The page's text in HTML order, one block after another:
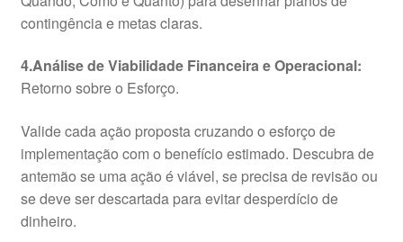
contingência e metas claras.
4.Análise de Viabilidade Financeira e Operacional:
Retorno sobre o Esforço.
Valide cada ação proposta cruzando o esforço de
implementação com o benefício estimado. Descubra de
antemão se uma ação é viável, se precisa de revisão ou
se deve ser descartada para evitar desperdício de
dinheiro.